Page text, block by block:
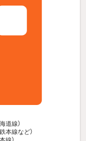
道線）
本線など）